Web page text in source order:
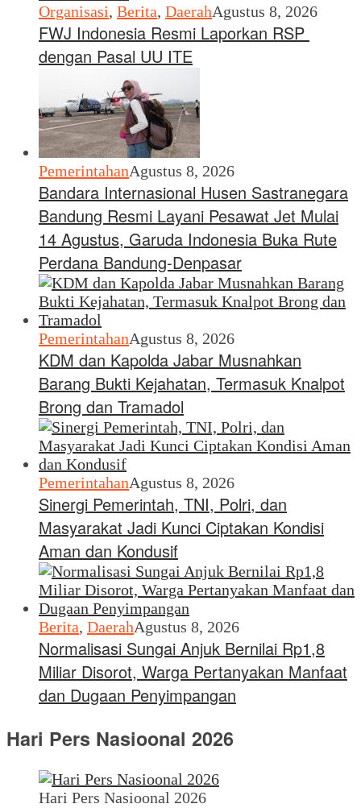
Organisasi, Berita, DaerahAgustus 8, 2026
FWJ Indonesia Resmi Laporkan RSP
dengan Pasal UU ITE
PemerintahanAgustus 8, 2026
Bandara Internasional Husen Sastranegara
Bandung Resmi Layani Pesawat Jet Mulai
14 Agustus, Garuda Indonesia Buka Rute
Perdana Bandung-Denpasar
PemerintahanAgustus 8, 2026
KDM dan Kapolda Jabar Musnahkan
Barang Bukti Kejahatan, Termasuk Knalpot
Brong dan Tramadol
PemerintahanAgustus 8, 2026
Sinergi Pemerintah, TNI, Polri, dan
Masyarakat Jadi Kunci Ciptakan Kondisi
Aman dan Kondusif
Berita, DaerahAgustus 8, 2026
Normalisasi Sungai Anjuk Bernilai Rp1,8
Miliar Disorot, Warga Pertanyakan Manfaat
dan Dugaan Penyimpangan
Hari Pers Nasioonal 2026
Hari Pers Nasioonal 2026